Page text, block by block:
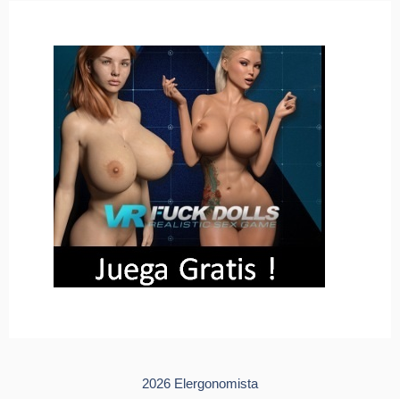
2026 Elergonomista